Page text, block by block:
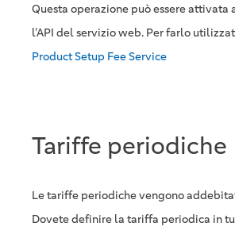
Questa operazione può essere attivata
l’API del servizio web. Per farlo
Product Setup Fee Service
Tariffe periodiche
Le tariffe periodiche vengono
Dovete definire la tariffa periodica in